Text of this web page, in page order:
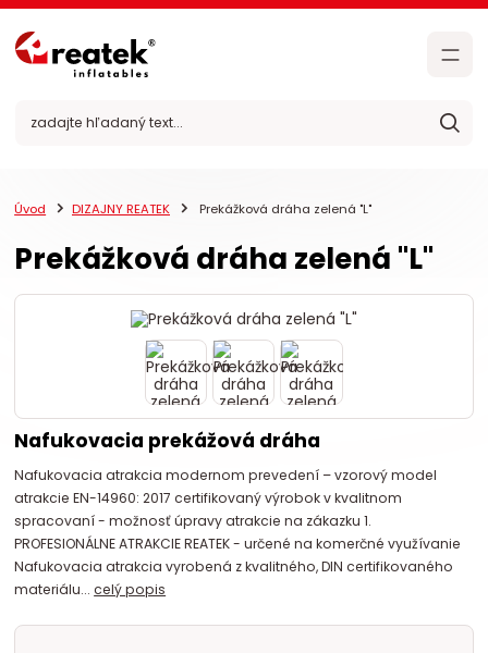
Úvod DIZAJNY REATEK Prekážková dráha zelená "L"
Prekážková dráha zelená "L"
Nafukovacia prekážová dráha
Nafukovacia atrakcia modernom prevedení – vzorový model
atrakcie EN-14960: 2017 certifikovaný výrobok v kvalitnom
spracovaní - možnosť úpravy atrakcie na zákazku 1.
PROFESIONÁLNE ATRAKCIE REATEK - určené na komerčné využívanie
Nafukovacia atrakcia vyrobená z kvalitného, DIN certifikovaného
materiálu...celý popis